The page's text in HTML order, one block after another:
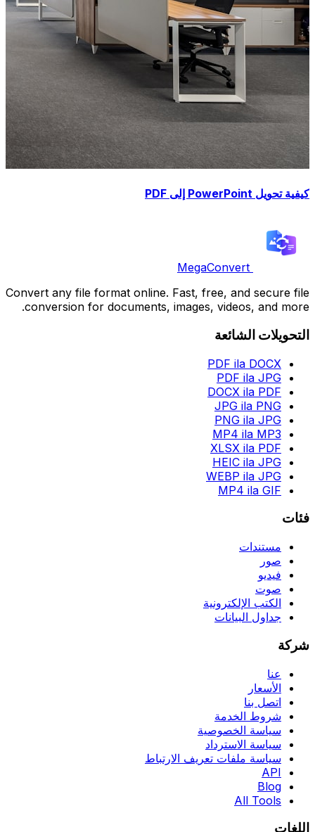
كيفية تحويل PowerPoint إلى PDF
MegaConvert
Convert any file format online. Fast, free, and secure file
conversion for documents, images, videos, and more.
التحويلات الشائعة
PDF ila DOCX
PDF ila JPG
DOCX ila PDF
JPG ila PNG
PNG ila JPG
MP4 ila MP3
XLSX ila PDF
HEIC ila JPG
WEBP ila JPG
MP4 ila GIF
فئات
مستندات
صور
فيديو
صوت
الكتب الإلكترونية
جداول البيانات
شركة
عنا
الأسعار
اتصل بنا
شروط الخدمة
سياسة الخصوصية
سياسة الاسترداد
سياسة ملفات تعريف الارتباط
API
Blog
All Tools
اللغات